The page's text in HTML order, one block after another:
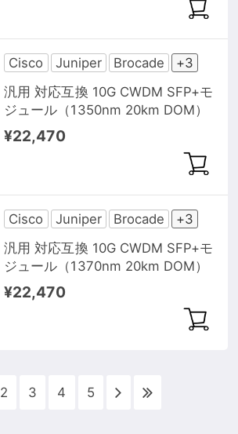
Cisco Juniper Brocade
+3
汎用 対応互換 10G CWDM SFP+モ
ジュール（1350nm 20km DOM）
¥22,470
Cisco Juniper Brocade
+3
汎用 対応互換 10G CWDM SFP+モ
ジュール（1370nm 20km DOM）
¥22,470
2 3 4 5